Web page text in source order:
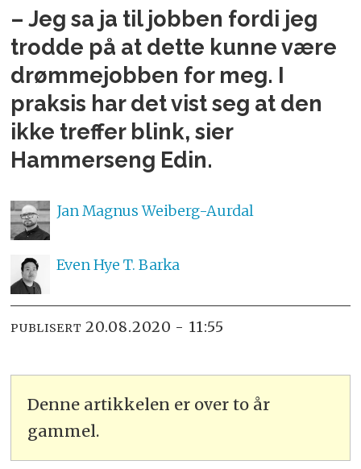
– Jeg sa ja til jobben fordi jeg
trodde på at dette kunne være
drømmejobben for meg. I
praksis har det vist seg at den
ikke treffer blink, sier
Hammerseng Edin.
Jan Magnus Weiberg-Aurdal
EvenHye T. Barka
PUBLISERT 20.08.2020 - 11:55
Denne artikkelen er over to år
gammel.